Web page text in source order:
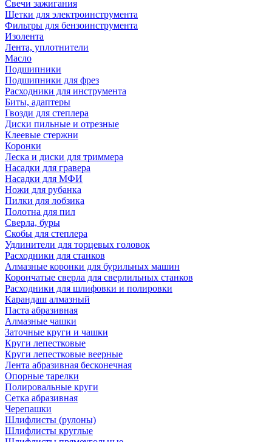
Свечи зажигания
Щетки для электроинструмента
Фильтры для бензоинструмента
Изолента
Лента, уплотнители
Масло
Подшипники
Подшипники для фрез
Расходники для инструмента
Биты, адаптеры
Гвозди для степлера
Диски пильные и отрезные
Клеевые стержни
Коронки
Леска и диски для триммера
Насадки для гравера
Насадки для МФИ
Ножи для рубанка
Пилки для лобзика
Полотна для пил
Сверла, буры
Скобы для степлера
Удлинители для торцевых головок
Расходники для станков
Алмазные коронки для бурильных машин
Корончатые сверла для сверлильных станков
Расходники для шлифовки и полировки
Карандаш алмазный
Паста абразивная
Алмазные чашки
Заточные круги и чашки
Круги лепестковые
Круги лепестковые веерные
Лента абразивная бесконечная
Опорные тарелки
Полировальные круги
Сетка абразивная
Черепашки
Шлифлисты (рулоны)
Шлифлисты круглые